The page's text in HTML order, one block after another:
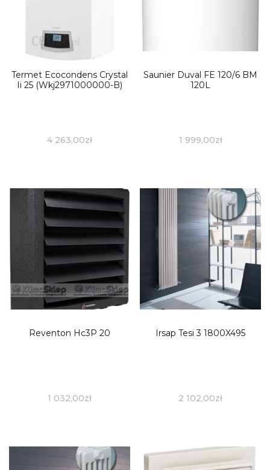
Termet Ecocondens Crystal
Ii 25 (Wkj2971000000-B)
4 263,00zł
Saunier Duval FE 120/6 BM
120L
1 999,00zł
Reventon Hc3P 20
1 032,00zł
Irsap Tesi 3 1800X495
2 102,00zł